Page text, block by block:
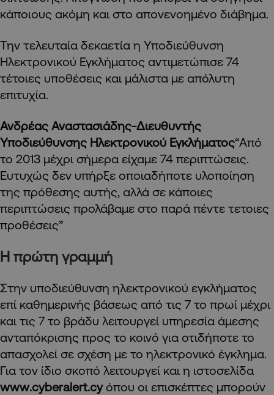
κάποιους ακόμη και στο απονενοημένο διάβημα.
Την τελευταία δεκαετία η Υποδιεύθυνση
Ηλεκτρονικού Εγκλήματος αντιμετώπισε 74
τέτοιες υποθέσεις και μάλιστα με απόλυτη
επιτυχία.
Ανδρέας Αναστασιάδης-Διευθυντής
Υποδιεύθυνσης Ηλεκτρονικού Εγκλήματος“Από
το 2013 μέχρι σήμερα είχαμε 74 περιπτώσεις.
Ευτυχώς δεν υπήρξε οποιαδήποτε υλοποίηση
της πρόθεσης αυτής, αλλά σε κάποιες
περιπτώσεις προλάβαμε στο παρά πέντε τετοιες
προθέσεις”
Η πρώτη γραμμή
Στην υποδιεύθυνση ηλεκτρονικού εγκλήματος
επί καθημερινής βάσεως από τις 7 το πρωί μέχρι
και τις 7 το βράδυ λειτουργεί υπηρεσία άμεσης
ανταπόκρισης προς το κοινό για οτιδήποτε το
απασχολεί σε σχέση με το ηλεκτρονικό έγκλημα.
Για τον ίδιο σκοπό λειτουργεί και η ιστοσελίδα
www.cyberalert.cy όπου οι επισκέπτες μπορούν